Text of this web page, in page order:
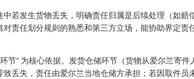
中若发生货物丢失，明确责任归属是后续处理（如
对责任划分规则的熟悉和第三方立场，能协助界定
节” 为核心依据。发货仓储环节（货物从爱尔兰寄
致丢失，责任由爱尔兰当地仓储方承担；若因取件